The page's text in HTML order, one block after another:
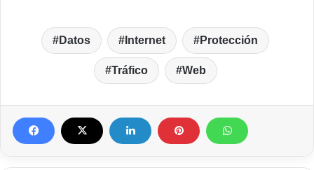
Datos Internet Protección
Tráfico Web